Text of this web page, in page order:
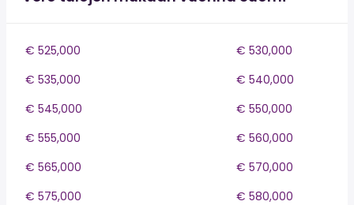
€ 525,000
€ 530,000
€ 535,000
€ 540,000
€ 545,000
€ 550,000
€ 555,000
€ 560,000
€ 565,000
€ 570,000
€ 575,000
€ 580,000